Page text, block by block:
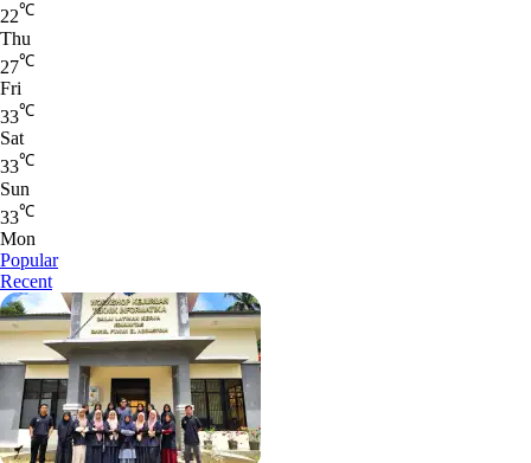
22℃
Thu
27℃
Fri
33℃
Sat
33℃
Sun
33℃
Mon
Popular
Recent